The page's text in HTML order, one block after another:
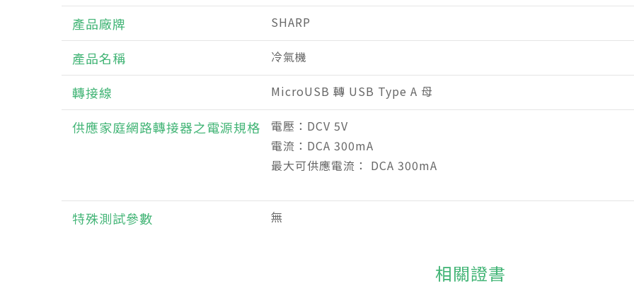
產品廠牌 SHARP
產品名稱 冷氣機
轉接線 MicroUSB 轉 USB Type A 母
供應家庭網路轉接器之電源規格
電壓：DCV 5V
電流：DCA 300mA
最大可供應電流： DCA 300mA
特殊測試參數 無
相關證書